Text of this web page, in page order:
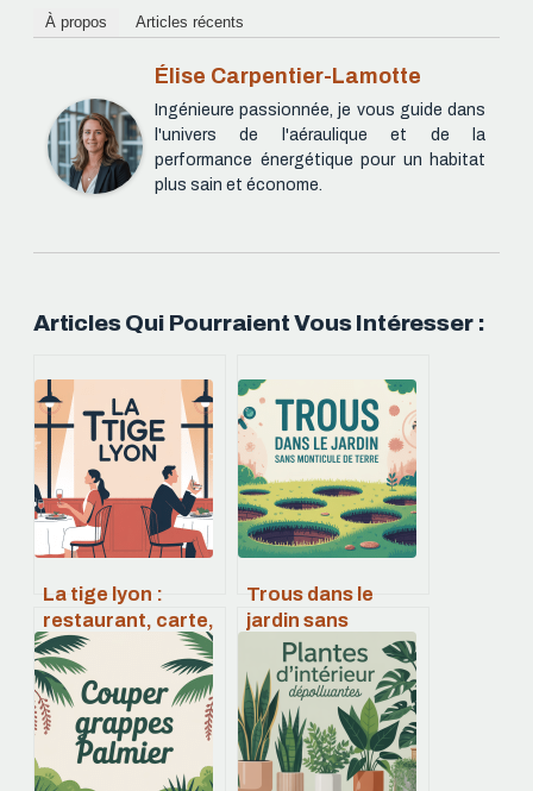
À propos Articles récents
Élise Carpentier-Lamotte
Ingénieure passionnée, je vous guide dans
l'univers de l'aéraulique et de la
performance énergétique pour un habitat
plus sain et économe.
Articles Qui Pourraient Vous Intéresser :
La tige lyon :
restaurant, carte,
avis et conseils
pratiques
Trous dans le
jardin sans
monticule :
causes,
diagnostics et
solutions